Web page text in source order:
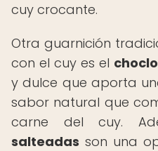
cuy crocante.
Otra guarnición
con el cuy es el choclo
y dulce que aporta
sabor natural que
carne del cuy.
salteadas son una